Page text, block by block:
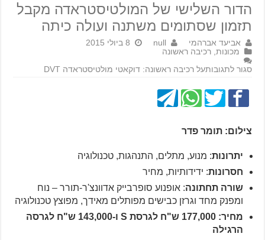
הדור השלישי של המולטיסטראדה מקבל
תזמון שסתומים משתנה ועולה כיתה
אביעד אברהמי null
8 ביולי 2015
מכונות ,רכיבה ראשונה
סגור לתגובותעל רכיבה ראשונה: דוקאטי מולטיסטראדה DVT
צילום: תומר פדר
יתרונות: מנוע, מתלים, התנהגות, טכנולוגיה
חסרונות: ידידותיות, מחיר
שורה תחתונה: אופנוע סופרבייק אדוונצ'ר-תורר – נוח
ומפנק מחד וגרזן כבישים מפותלים מאידך, מפוצץ טכנולוגיה
מחיר: 177,000 ש"ח לגרסת S ו-143,000 ש"ח לגרסה
הרגילה